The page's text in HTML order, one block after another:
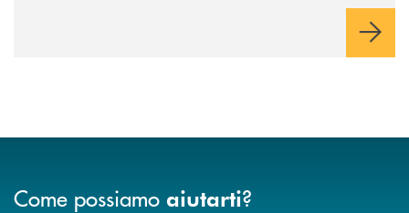
Come possiamo aiutarti?